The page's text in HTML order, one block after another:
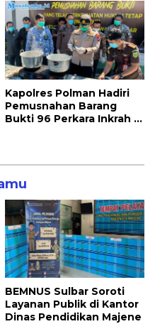
Kapolres Polman Hadiri
Pemusnahan Barang
Bukti 96 Perkara Inkrah di
BEMNUS Sulbar Soroti
Layanan Publik di Kantor
Dinas Pendidikan Majene